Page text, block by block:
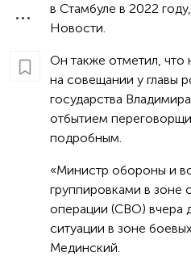
в Стамбуле в 2022
Новости.
Он также отметил, что
на совещании у главы
государства
отбытием
подробным.
«Министр обороны и
группировками в зоне
операции (СВО) вчера
ситуации в зоне
Мединский.